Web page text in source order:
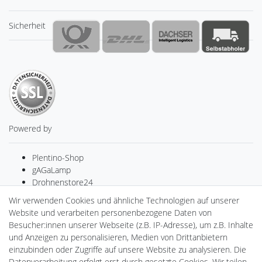
Sicherheit
Powered by
Plentino-Shop
gAGaLamp
Drohnenstore24
MeinUSB
Batteriespeicher
PlentiSolar
Gebrauchtlicht
Ledkauf
DEYESOLAR
Wir verwenden Cookies und ähnliche Technologien auf unserer
Website und verarbeiten personenbezogene Daten von
Besucher:innen unserer Webseite (z.B. IP-Adresse), um z.B. Inhalte
und Anzeigen zu personalisieren, Medien von Drittanbietern
einzubinden oder Zugriffe auf unsere Website zu analysieren. Die